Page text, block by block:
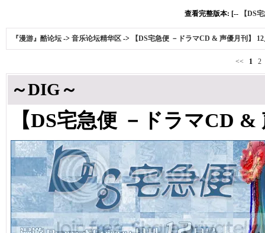
查看完整版本: [-- 【DS
『漫游』酷论坛 -> 音乐论坛精华区 -> 【DS宅急便 －ドラマCD & 声優月刊】
<< 1 2
～DIG～
【DS宅急便 －ドラマCD